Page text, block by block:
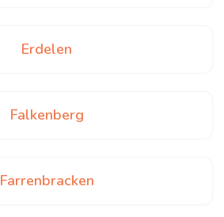
Erdelen
Falkenberg
Farrenbracken